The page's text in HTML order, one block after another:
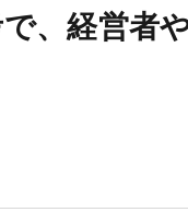
、経営者